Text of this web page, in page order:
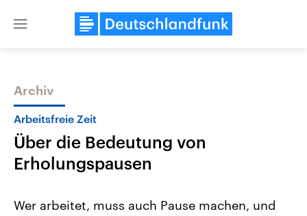
Close
Themen
Archiv
Arbeitsfreie Zeit
Über die Bedeutung von
Erholungspausen
Wer arbeitet, muss auch Pause machen, und